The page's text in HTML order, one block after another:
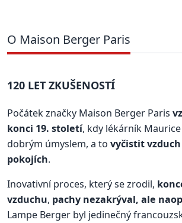
O Maison Berger Paris
120 LET ZKUŠENOSTÍ
Počátek značky Maison Berger Paris
konci 19. století, kdy lékárník
dobrým úmyslem, a to vyčistit
pokojích.
Inovativní proces, který se zrodil,
vzduchu, pachy nezakrýval, ale
Lampe Berger byl jedinečný